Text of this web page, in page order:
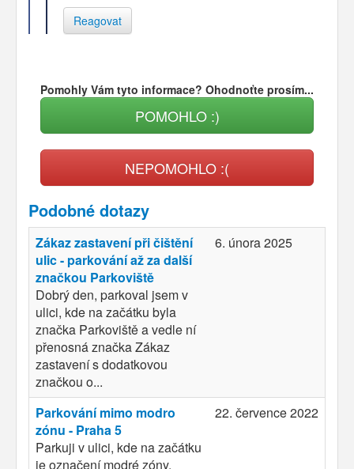
Reagovat
Pomohly Vám tyto informace? Ohodnoťte prosím...
POMOHLO :)
NEPOMOHLO :(
Podobné dotazy
Zákaz zastavení při čištění
ulic - parkování až za další
značkou Parkoviště
Dobrý den, parkoval jsem v
ulici, kde na začátku byla
značka Parkoviště a vedle ní
přenosná značka Zákaz
zastavení s dodatkovou
značkou o...
6. února 2025
Parkování mimo modro
zónu - Praha 5
Parkuji v ulici, kde na začátku
je označení modré zóny.
22. července 2022